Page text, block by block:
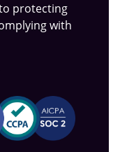
protecting
with